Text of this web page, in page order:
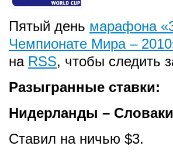
Пятый день марафона
Чемпионате Мира –
на RSS, чтобы следить
Разыгранные ставки:
Нидерланды –
Ставил на ничью $3.